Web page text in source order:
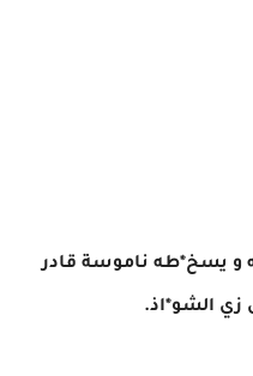
و يسخ*طه ناموسة قادر
زي الشو*اذ.